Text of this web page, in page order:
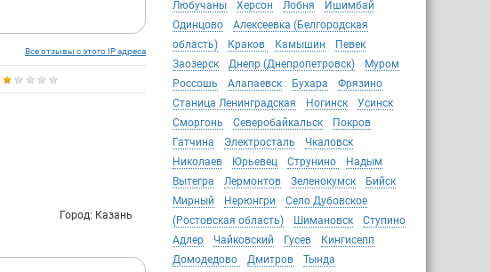
Любучаны
Херсон Лобня
Ишимбай
Одинцово
Алексеевка (Белгородская
область)
Краков Камышин
Певек
Заозерск
Днепр (Днепропетровск)
Муром
Россошь
Алапаевск Бухара
Фрязино
Станица Ленинградская
Ногинск
Усинск
Сморгонь
Северобайкальск
Покров
Гатчина
Электросталь
Чкаловск
Николаев
Юрьевец Струнино
Надым
Вытегра
Лермонтов Зеленокумск
Бийск
Мирный
Нерюнгри
Село Дубовское
(Ростовская область)
Шимановск
Ступино
Адлер
Чайковский Гусев
Кингисепп
Домодедово
Дмитров
Тында
Все отзывы с этого IP адреса
Город: Казань